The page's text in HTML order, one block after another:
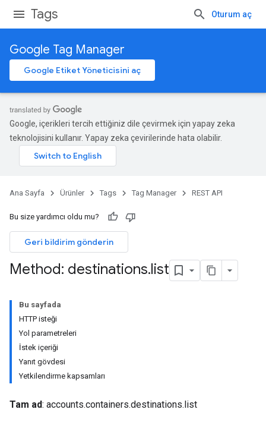
Tags Oturum aç
Google Tag Manager
Google Etiket Yöneticisini aç
Google, içerikleri tercih ettiğiniz dile çevirmek için yapay zeka
teknolojisini kullanır. Yapay zeka çevirilerinde hata olabilir.
Ana Sayfa Ürünler Tags Tag Manager REST API
Bu size yardımcı oldu mu?
Geri bildirim gönderin
Method: destinations.list
Bu sayfada
HTTP isteği
Yol parametreleri
İstek içeriği
Yanıt gövdesi
Yetkilendirme kapsamları
Tam ad: accounts.containers.destinations.list